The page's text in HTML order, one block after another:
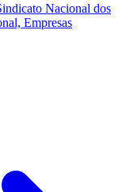
Nacional dos
Empresas